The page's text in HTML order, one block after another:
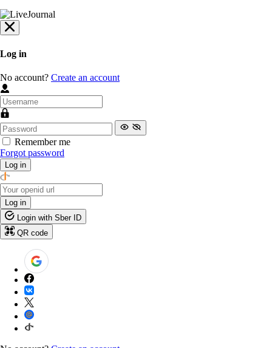
Log in
No account? Create an account
Remember me
Forgot password
Log in
Log in
Login with Sber ID
QR code